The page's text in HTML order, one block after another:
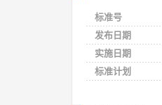
标准号
发布日期
实施日期
标准计划